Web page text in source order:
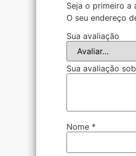
Seja o primeiro a
O seu endereço
Sua avaliação
Sua avaliação
Nome *